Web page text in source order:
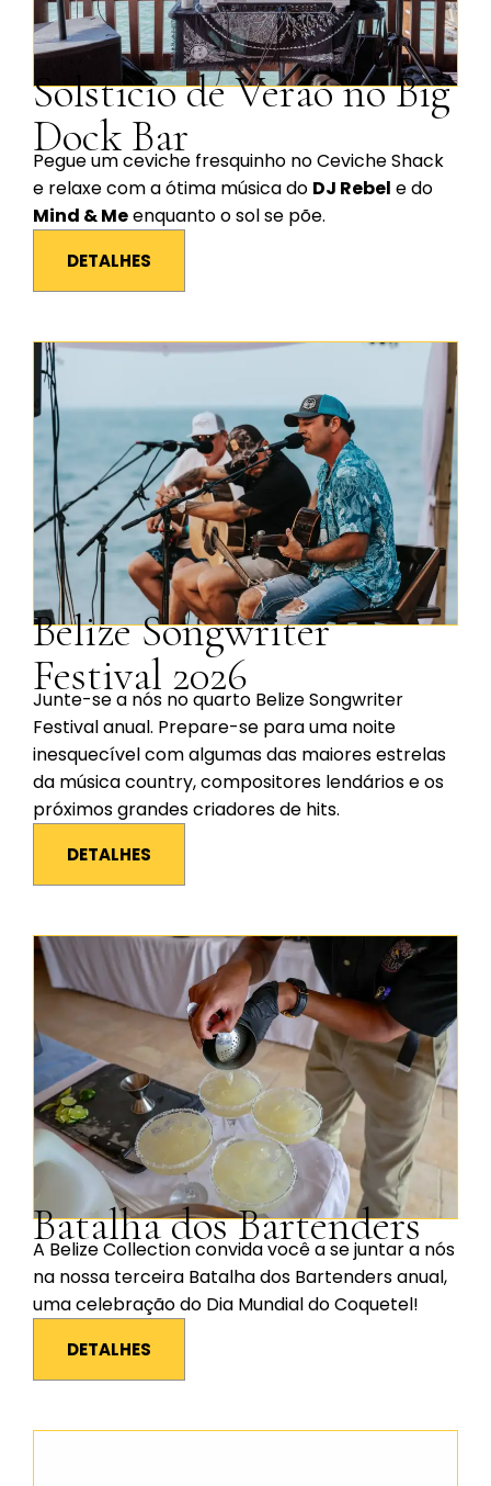
Solstício de Verão no Big
Dock Bar
Pegue um ceviche fresquinho no Ceviche Shack
e relaxe com a ótima música do DJ Rebel e do
Mind & Meenquanto o sol se põe.
DETALHES
Belize Songwriter
Festival 2026
Junte-se a nós no quarto Belize Songwriter
Festival anual. Prepare-se para uma noite
inesquecível com algumas das maiores estrelas
da música country, compositores lendários e os
próximos grandes criadores de hits.
DETALHES
Batalha dos Bartenders
A Belize Collection convida você a se juntar a nós
na nossa terceira Batalha dos Bartenders anual,
uma celebração do Dia Mundial do Coquetel!
DETALHES